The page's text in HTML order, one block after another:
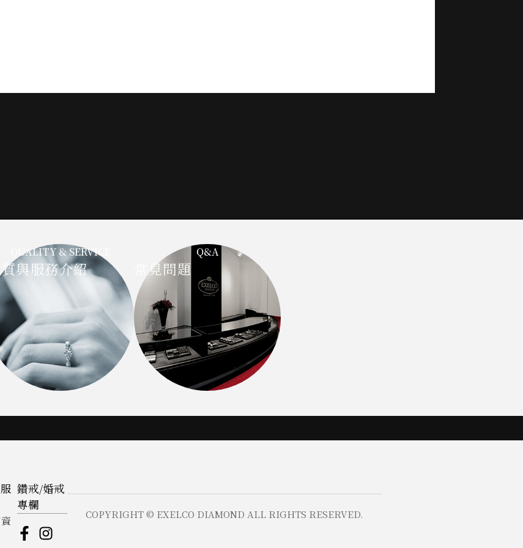
QUALITY & SERVICE
質與服務介紹
Q&A
常見問題
鑽戒/婚戒
專欄
COPYRIGHT © EXELCO DIAMOND ALL RIGHTS RESERVED.